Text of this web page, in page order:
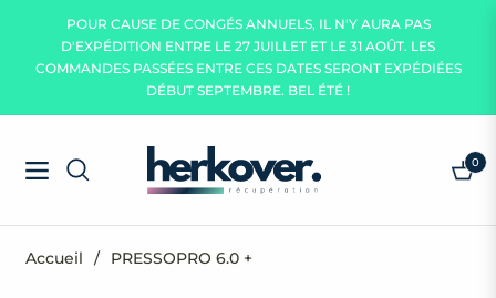
POUR CAUSE DE CONGÉS ANNUELS, IL N'Y AURA PAS
D'EXPÉDITION ENTRE LE 27 JUILLET ET LE 31 AOÛT. LES
COMMANDES PASSÉES ENTRE CES DATES SERONT EXPÉDIÉES
DÉBUT SEPTEMBRE. BEL ÉTÉ !
Navigation
0
Accueil / PRESSOPRO 6.0 +